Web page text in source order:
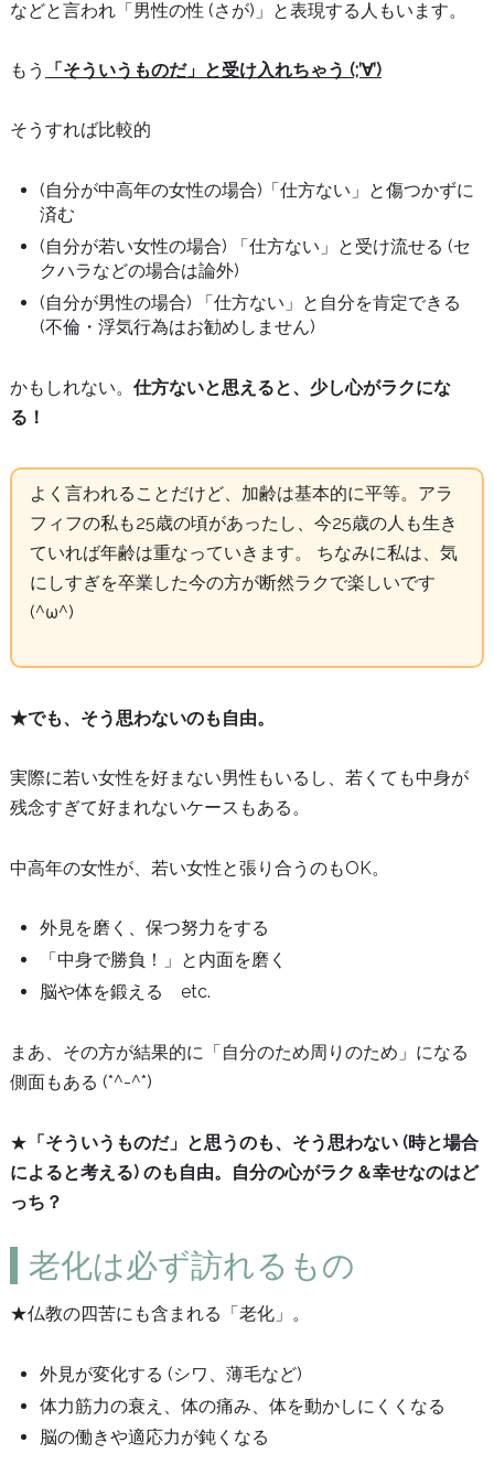
などと言われ「男性の性 (さが)」と表現する人もいます。
もう 「そういうものだ」と受け入れちゃう (;’∀’)
そうすれば比較的
(自分が中高年の女性の場合)「仕方ない」と傷つかずに
済む
(自分が若い女性の場合) 「仕方ない」と受け流せる (セ
クハラなどの場合は論外)
(自分が男性の場合) 「仕方ない」と自分を肯定できる
(不倫・浮気行為はお勧めしません)
かもしれない。 仕方ないと思えると、少し心がラクにな
る！
よく言われることだけど、加齢は基本的に平等。アラ
フィフの私も25歳の頃があったし、今25歳の人も生き
ていれば年齢は重なっていきます。 ちなみに私は、気
にしすぎを卒業した今の方が断然ラクで楽しいです
(^ω^)
★でも、そう思わないのも自由。
実際に若い女性を好まない男性もいるし、若くても中身が
残念すぎて好まれないケースもある。
中高年の女性が、若い女性と張り合うのもOK。
外見を磨く、保つ努力をする
「中身で勝負！」と内面を磨く
脳や体を鍛える etc.
まあ、その方が結果的に「自分のため周りのため」になる
側面もある (*^-^*)
★ 「そういうものだ」と思うのも、そう思わない (時と場合
によると考える) のも自由。自分の心がラク＆幸せなのはど
っち？
老化は必ず訪れるもの
★仏教の四苦にも含まれる「老化」。
外見が変化する (シワ、薄毛など)
体力筋力の衰え、体の痛み、体を動かしにくくなる
脳の働きや適応力が鈍くなる